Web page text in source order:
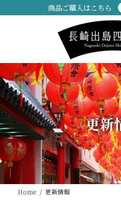
ン
ス
キ
ッ
プ
ビ
ン
に
移
動
商品ご購入はこちら
更新
Home 更新情報